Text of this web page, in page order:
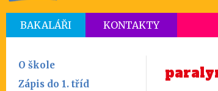
BAKALÁŘI KONTAKTY
O škole
Zápis do 1. tříd